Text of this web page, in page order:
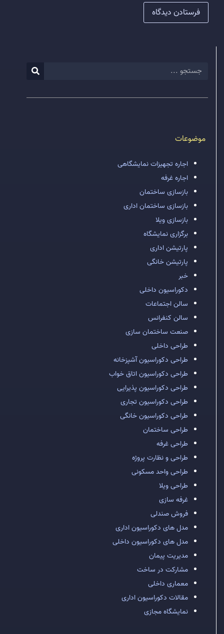
موضوعات
اجاره تجهیزات نمایشگاهی
اجاره غرفه
بازسازی ساختمان
بازسازی ساختمان اداری
بازسازی ویلا
برگزاری نمایشگاه
پارتیشن اداری
پارتیشن خانگی
خبر
دکوراسیون داخلی
سالن اجتماعات
سالن کنفرانس
صنعت ساختمان سازی
طراحی داخلی
طراحی دکوراسیون آشپزخانه
طراحی دکوراسیون اتاق خواب
طراحی دکوراسیون پذیرایی
طراحی دکوراسیون تجاری
طراحی دکوراسیون خانگی
طراحی ساختمان
طراحی غرفه
طراحی و نظارت پروژه
طراحی واحد مسکونی
طراحی ویلا
غرفه سازی
فروش صندلی
مدل های دکوراسیون اداری
مدل های دکوراسیون داخلی
مدیریت پیمان
مشارکت در ساخت
معماری داخلی
مقالات دکوراسیون اداری
نمایشگاه مجازی